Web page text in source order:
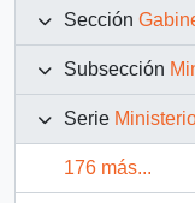
Sección
Subsección
Serie
176 más...